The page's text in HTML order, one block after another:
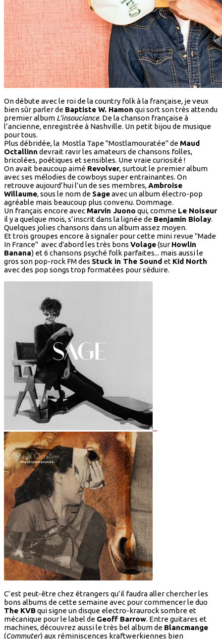
On débute avec le roi de la country folk à la française, je veux
bien sûr parler de Baptiste W. Hamon qui sort son très attendu
premier album L'insouciance. De la chanson française à
l’ancienne, enregistrée à Nashville. Un petit bijou de musique
pour tous.
Plus débridée, la Mostla Tape "Mostlamouratée" de Maud
Octallinn devrait ravir les amateurs de chansons folles,
bricolées, poétiques et sensibles. Une vraie curiosité !
On avait beaucoup aimé Revolver, surtout le premier album
avec ses mélodies de cowboys super entrainantes. On
retrouve aujourd’hui l’un de ses membres,Ambroise
Willaume, sous le nom de Sageavec un album électro-pop
agréable mais beaucoup plus convenu. Dommage.
Un français encore avec Marvin Juono qui, comme Le Noiseur
il y a quelque mois, s’inscrit dans la lignée de Benjamin Biolay.
Quelques jolies chansons dans un album assez moyen.
Et trois groupes encore à signaler pour cette mini revue "Made
In France" avec d'abord les très bons Volage(surHowlin
Banana) et 6 chansons psyché folk parfaites... mais aussi le
gros son pop-rock FM des Stuck in The Sound et Kid North
avec des pop songs trop formatées pour séduire.
C’est peut-être chez étrangers qu’il faudra aller chercher les
bons albums de cette semaine avec pour commencer le duo
The KVBqui signe un disque electro-kraurock sombre et
mécanique pour le label de Geoff Barrow. Entre guitares et
machines, découvrez aussi le très bel album de Blancmange
(Commuter) aux réminiscences kraftwerkiennes bien